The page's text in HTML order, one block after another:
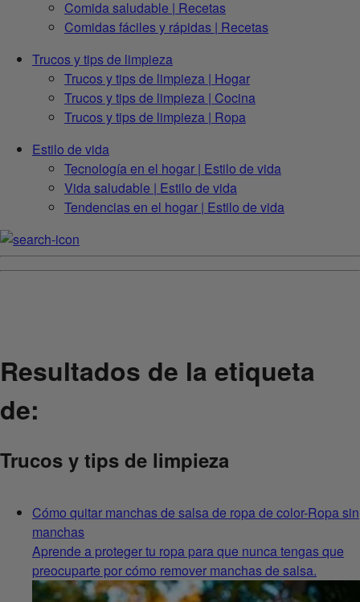
Comida saludable | Recetas
Comidas fáciles y rápidas | Recetas
Trucos y tips de limpieza
Trucos y tips de limpieza | Hogar
Trucos y tips de limpieza | Cocina
Trucos y tips de limpieza | Ropa
Estilo de vida
Tecnología en el hogar | Estilo de vida
Vida saludable | Estilo de vida
Tendencias en el hogar | Estilo de vida
Resultados de la etiqueta
de:
Trucos y tips de limpieza
Cómo quitar manchas de salsa de ropa de color-Ropa sin
manchas
Aprende a proteger tu ropa para que nunca tengas que
preocuparte por cómo remover manchas de salsa.